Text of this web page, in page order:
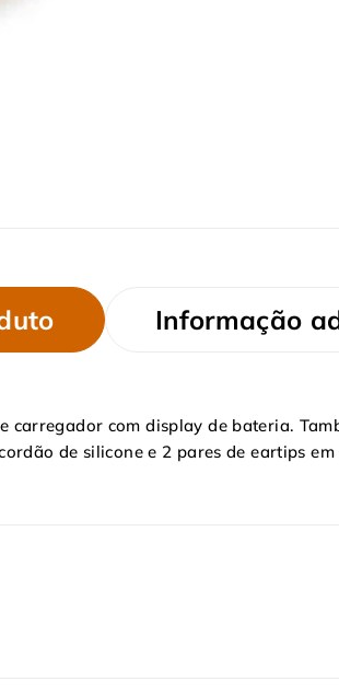
Informação
com display de bateria.
de silicone e 2 pares de eartips